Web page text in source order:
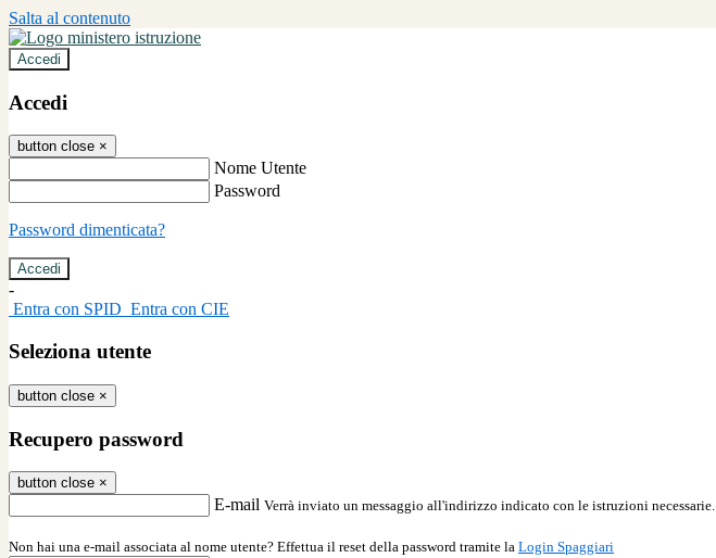
Salta al contenuto
Accedi
Accedi
button close ×
Nome Utente
Password
Password dimenticata?
-
Entra con SPID Entra con CIE
Seleziona utente
button close ×
Recupero password
button close ×
E-mail Verrà inviato un messaggio all'indirizzo indicato con le istruzioni necessarie.
Non hai una e-mail associata al nome utente? Effettua il reset della password tramite la Login Spaggiari